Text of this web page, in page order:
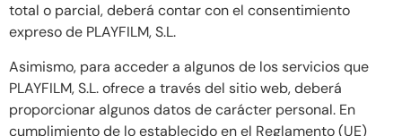
total o parcial, deberá contar con el consentimiento
expreso de PLAYFILM, S.L.
Asimismo, para acceder a algunos de los servicios que
PLAYFILM, S.L. ofrece a través del sitio web, deberá
proporcionar algunos datos de carácter personal. En
cumplimiento de lo establecido en el Reglamento (UE)